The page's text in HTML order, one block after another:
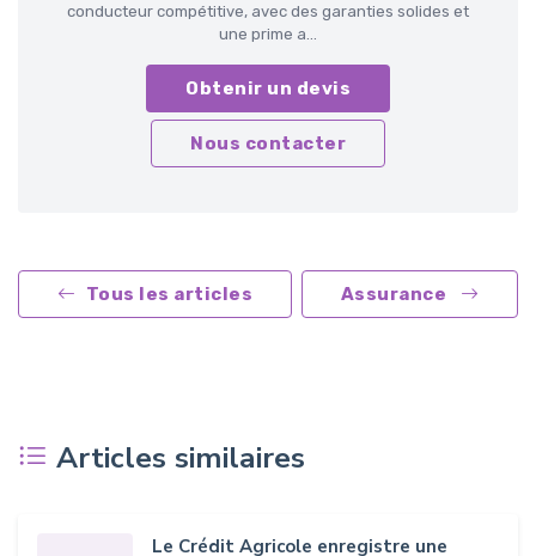
conducteur compétitive, avec des garanties solides et
une prime a...
Obtenir un devis
Nous contacter
Tous les articles Assurance
Articles similaires
Le Crédit Agricole enregistre une